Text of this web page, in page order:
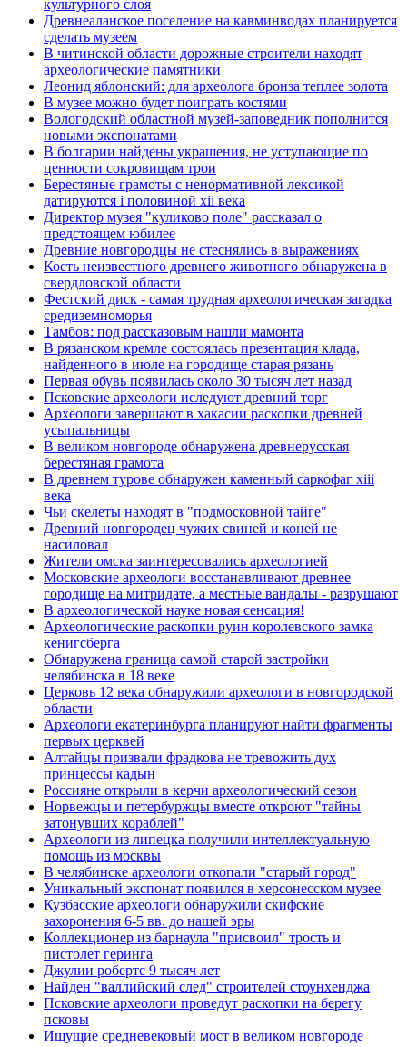
культурного слоя
Древнеаланское поселение на кавминводах планируется
сделать музеем
В читинской области дорожные строители находят
археологические памятники
Леонид яблонский: для археолога бронза теплее золота
В музее можно будет поиграть костями
Вологодский областной музей-заповедник пополнится
новыми экспонатами
В болгарии найдены украшения, не уступающие по
ценности сокровищам трои
Берестяные грамоты с ненормативной лексикой
датируются i половиной xii века
Директор музея "куликово поле" рассказал о
предстоящем юбилее
Древние новгородцы не стеснялись в выражениях
Кость неизвестного древнего животного обнаружена в
свердловской области
Фестский диск - самая трудная археологическая загадка
средиземноморья
Тамбов: под рассказовым нашли мамонта
В рязанском кремле состоялась презентация клада,
найденного в июле на городище старая рязань
Первая обувь появилась около 30 тысяч лет назад
Псковские археологи иследуют древний торг
Археологи завершают в хакасии раскопки древней
усыпальницы
В великом новгороде обнаружена древнерусская
берестяная грамота
В древнем турове обнаружен каменный саркофаг xiii
века
Чьи скелеты находят в "подмосковной тайге"
Древний новгородец чужих свиней и коней не
насиловал
Жители омска заинтересовались археологией
Московские археологи восстанавливают древнее
городище на митридате, а местные вандалы - разрушают
В археологической науке новая сенсация!
Археологические раскопки руин королевского замка
кенигсберга
Обнаружена граница самой старой застройки
челябинска в 18 веке
Церковь 12 века обнаружили археологи в новгородской
области
Археологи екатеринбурга планируют найти фрагменты
первых церквей
Алтайцы призвали фрадкова не тревожить дух
принцессы кадын
Россияне открыли в керчи археологический сезон
Норвежцы и петербуржцы вместе откроют "тайны
затонувших кораблей"
Археологи из липецка получили интеллектуальную
помощь из москвы
В челябинске археологи откопали "старый город"
Уникальный экспонат появился в херсонесском музее
Кузбасские археологи обнаружили скифские
захоронения 6-5 вв. до нашей эры
Коллекционер из барнаула "присвоил" трость и
пистолет геринга
Джулии робертс 9 тысяч лет
Найден "валлийский след" строителей стоунхенджа
Псковские археологи проведут раскопки на берегу
псковы
Ищущие средневековый мост в великом новгороде